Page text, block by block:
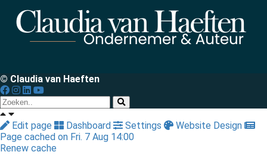
© Claudia van Haeften
Edit page Dashboard Settings
Website Design
Page cached on Fri. 7 Aug 14:00
Renew cache